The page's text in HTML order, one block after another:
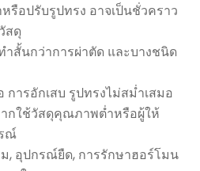
รือปรับรูปทรง อาจเป็นชั่วคราว
สดุ
ำสั้นกว่าการผ่าตัด และบางชนิด
การอักเสบ รูปทรงไม่สม่ำเสมอ
กใช้วัสดุคุณภาพต่ำหรือผู้ให้
ณ์
, อุปกรณ์ยืด, การรักษาฮอร์โมน